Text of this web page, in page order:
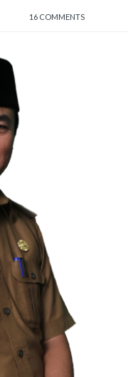
16 COMMENTS